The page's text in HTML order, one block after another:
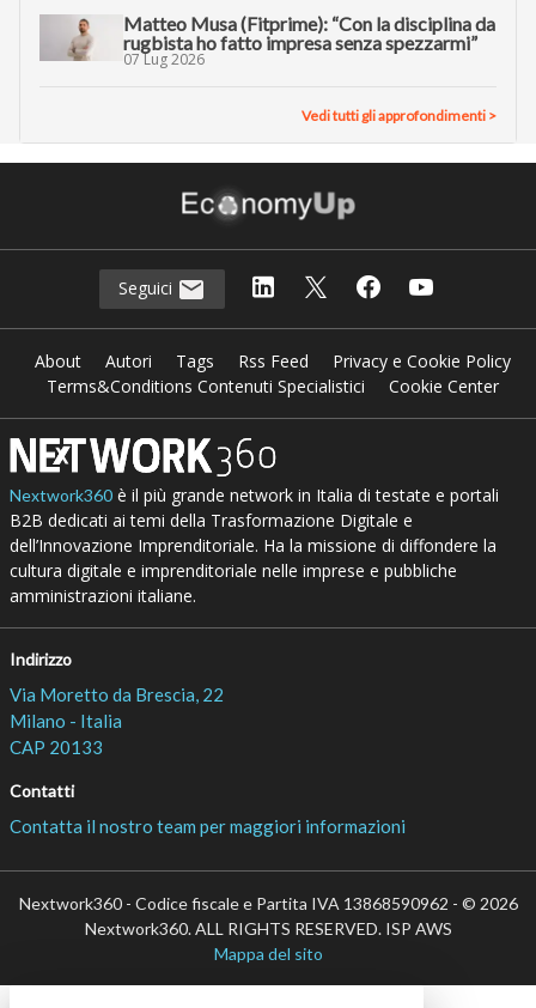
Matteo Musa (Fitprime): “Con la disciplina da
rugbista ho fatto impresa senza spezzarmi”
07 Lug 2026
Vedi tutti gli approfondimenti >
Seguici
About Autori Tags Rss Feed
Privacy e Cookie Policy
Terms&Conditions Contenuti Specialistici
Cookie Center
Nextwork360è il più grande network in Italia di testate e portali
B2B dedicati ai temi della Trasformazione Digitale e
dell’Innovazione Imprenditoriale. Ha la missione di diffondere la
cultura digitale e imprenditoriale nelle imprese e pubbliche
amministrazioni italiane.
Indirizzo
Via Moretto da Brescia, 22
Milano - Italia
CAP 20133
Contatti
Contatta il nostro team per maggiori informazioni
Nextwork360 - Codice fiscale e Partita IVA 13868590962 - © 2026
Nextwork360. ALL RIGHTS RESERVED. ISP AWS
Mappa del sito